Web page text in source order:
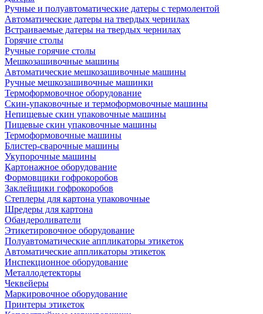
Ручные и полуавтоматические датеры с термолентой
Автоматические датеры на твердых чернилах
Встраиваемые датеры на твердых чернилах
Горячие столы
Ручные горячие столы
Мешкозашивочные машины
Автоматические мешкозашивочные машины
Ручные мешкозашивочные машинки
Термоформовочное оборудование
Скин-упаковочные и термоформовочные машины
Непищевые скин упаковочные машины
Пищевые скин упаковочные машины
Термоформовочные машины
Блистер-сварочные машины
Укупорочные машины
Картонажное оборудование
Формовщики гофрокоробов
Заклейщики гофрокоробов
Степлеры для картона упаковочные
Шредеры для картона
Обандероливатели
Этикетировочное оборудование
Полуавтоматические аппликаторы этикеток
Автоматические аппликаторы этикеток
Инспекционное оборудование
Металлодетекторы
Чеквейеры
Маркировочное оборудование
Принтеры этикеток